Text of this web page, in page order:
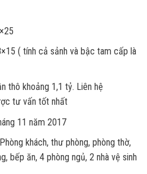
( tính cả sảnh và bậc tam cấp là
thô khoảng 1,1 tỷ. Liên hệ
tư vấn tốt nhất
11 năm 2017
khách, thư phòng, phòng thờ,
bếp ăn, 4 phòng ngủ, 2 nhà vệ sinh